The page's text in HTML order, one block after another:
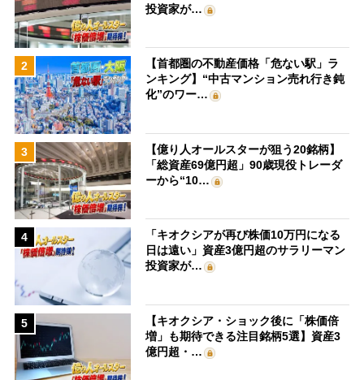
投資家が…
2
【首都圏の不動産価格「危ない駅」ラ
ンキング】“中古マンション売れ行き鈍
化”のワー…
3
【億り人オールスターが狙う20銘柄】
「総資産69億円超」90歳現役トレーダ
ーから“10…
4
「キオクシアが再び株価10万円になる
日は遠い」資産3億円超のサラリーマン
投資家が…
5
【キオクシア・ショック後に「株価倍
増」も期待できる注目銘柄5選】資産3
億円超・…